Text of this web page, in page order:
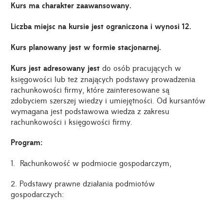
Kurs ma charakter zaawansowany.
Liczba miejsc na kursie jest ograniczona i wynosi 12.
Kurs planowany jest w formie stacjonarnej.
Kurs jest adresowany jest do osób pracujących w
księgowości lub też znających podstawy prowadzenia
rachunkowości firmy, które zainteresowane są
zdobyciem szerszej wiedzy i umiejętności. Od kursantów
wymagana jest podstawowa wiedza z zakresu
rachunkowości i księgowości firmy.
Program:
1. Rachunkowość w podmiocie gospodarczym,
2. Podstawy prawne działania podmiotów
gospodarczych: